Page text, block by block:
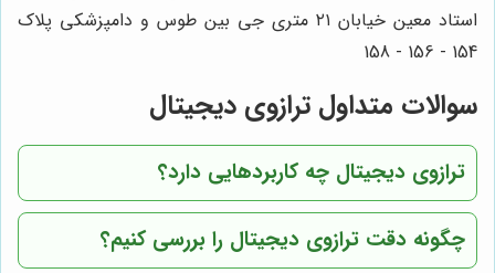
استاد معین خیابان ۲۱ متری جی بین طوس و دامپزشکی پلاک
154 - 156 - 158
سوالات متداول ترازوی دیجیتال
ترازوی دیجیتال چه کاربردهایی دارد؟
چگونه دقت ترازوی دیجیتال را بررسی کنیم؟